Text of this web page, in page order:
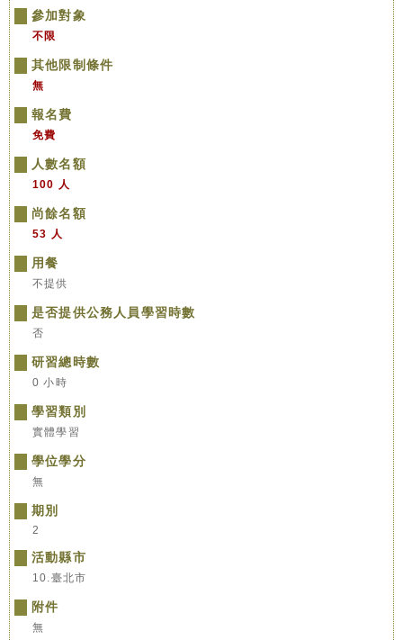
參加對象
不限
其他限制條件
無
報名費
免費
人數名額
100 人
尚餘名額
53 人
用餐
不提供
是否提供公務人員學習時數
否
研習總時數
0 小時
學習類別
實體學習
學位學分
無
期別
2
活動縣市
10.臺北市
附件
無